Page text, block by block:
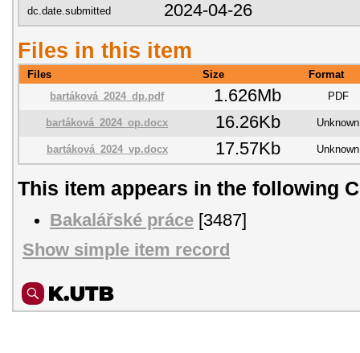
dc.date.submitted 2024-04-26
Files in this item
Files Size
Format
bartáková_2024_dp.pdf
1.626Mb PDF
bartáková_2024_op.docx 16.26Kb Unknown
bartáková_2024_vp.docx 17.57Kb Unknown
This item appears in the following
Bakalářské práce [3487]
Show simple item record